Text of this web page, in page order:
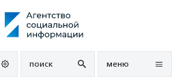
поиск меню